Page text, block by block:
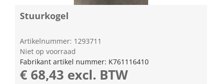
Stuurkogel
Artikelnummer: 1293711
Niet op voorraad
Fabrikant artikel nummer: K761116410
€ 68,43 excl. BTW